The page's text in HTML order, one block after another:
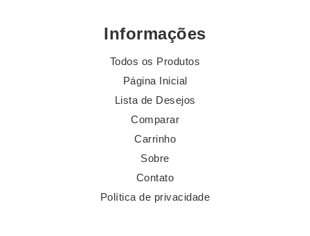
Informações
Todos os Produtos
Página Inicial
Lista de Desejos
Comparar
Carrinho
Sobre
Contato
Política de privacidade